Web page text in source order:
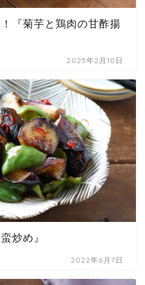
『菊芋と鶏肉の甘酢揚
2025年2月10日
炒め』
2022年6月7日